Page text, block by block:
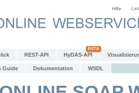
Hilfe
REST-API HyDAS-API
Guide Dokumentation WSDL